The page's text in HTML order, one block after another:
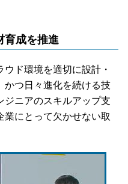
育成を推進
ド環境を適切に設計・
かつ日々進化を続ける技
ジニアのスキルアップ支
にとって欠かせない取